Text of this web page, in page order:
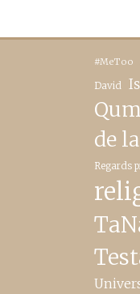
#MeToo
David
de
Regards